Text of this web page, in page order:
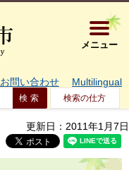
大阪府箕
メニュー
お問い合わせ Multilingual
検索の仕方
更新日：2011年1月7日